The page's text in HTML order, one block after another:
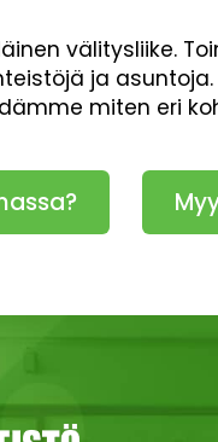
välitysliike.
ja
miten eri